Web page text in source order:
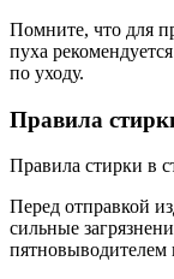
Помните, что для
пуха
по уходу.
Правила
Правила стирки в
Перед отправкой
сильные
пятновыводителем